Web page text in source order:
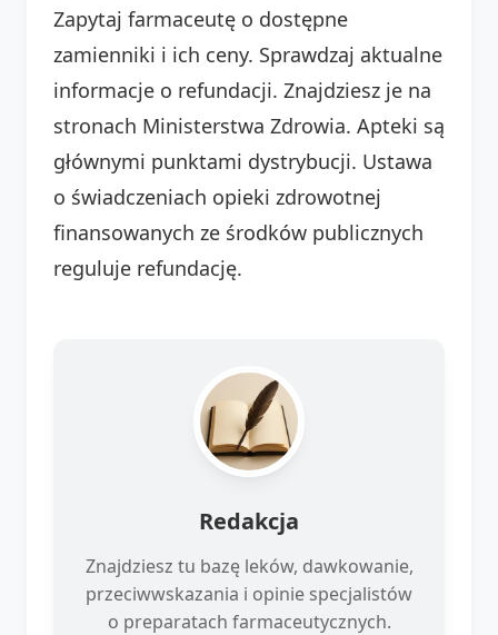
Zapytaj farmaceutę o dostępne
zamienniki i ich ceny. Sprawdzaj aktualne
informacje o refundacji. Znajdziesz je na
stronach Ministerstwa Zdrowia. Apteki są
głównymi punktami dystrybucji. Ustawa
o świadczeniach opieki zdrowotnej
finansowanych ze środków publicznych
reguluje refundację.
Redakcja
Znajdziesz tu bazę leków, dawkowanie,
przeciwwskazania i opinie specjalistów
o preparatach farmaceutycznych.